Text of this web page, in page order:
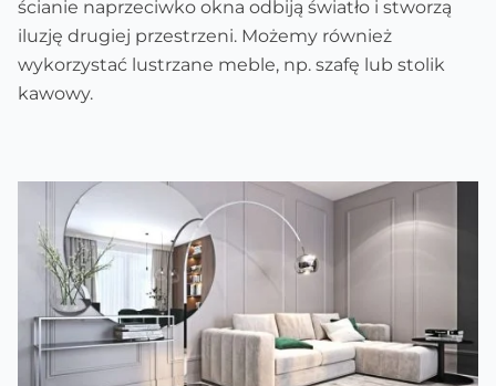
ścianie naprzeciwko okna odbiją światło i stworzą
iluzję drugiej przestrzeni. Możemy również
wykorzystać lustrzane meble, np. szafę lub stolik
kawowy.